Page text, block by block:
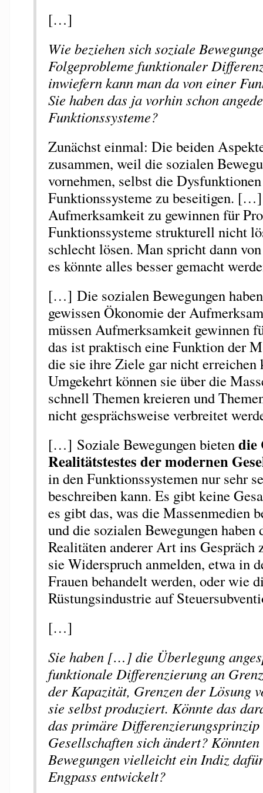
[…]
Wie beziehen sich soziale
Folgeprobleme funktionaler
inwiefern kann man da von einer
Sie haben das ja vorhin schon
Funktionssysteme?
Zunächst einmal: Die beiden
zusammen, weil die sozialen
vornehmen, selbst die
Funktionssysteme zu beseitigen.
Aufmerksamkeit zu gewinnen für
Funktionssysteme strukturell nicht
schlecht lösen. Man spricht dann
es könnte alles besser gemacht
[…] Die sozialen Bewegungen
gewissen Ökonomie der
müssen Aufmerksamkeit gewinnen
das ist praktisch eine Funktion der
die sie ihre Ziele gar nicht erreichen
Umgekehrt können sie über die
schnell Themen kreieren und
nicht gesprächsweise verbreitet
[…] Soziale Bewegungen bietendie
Realitätstestes der modernen
in den Funktionssystemen nur sehr
beschreiben kann. Es gibt keine
es gibt das, was die Massenmedien
und die sozialen Bewegungen
Realitäten anderer Art ins Gespräch
sie Widerspruch anmelden, etwa in
Frauen behandelt werden, oder wie
Rüstungsindustrie auf
[…]
Sie haben […] die Überlegung
funktionale Differenzierung an
der Kapazität, Grenzen der Lösung
sie selbst produziert. Könnte das
das primäre
Gesellschaften sich ändert?
Bewegungen vielleicht ein Indiz
Engpass entwickelt?